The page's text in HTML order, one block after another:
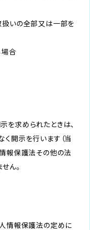
扱いの全部又は一部を
場合
を求められたときは、
開示を行います（当
報保護法その他の法
ん。
人情報保護法の定めに